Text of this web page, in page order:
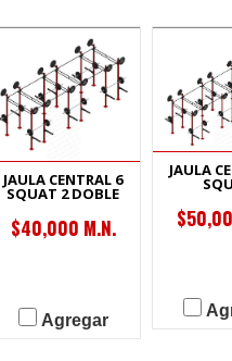
JAULA CENTRAL 6
SQUAT 2 DOBLE
$40,000 M.N.
Agregar
JAULA